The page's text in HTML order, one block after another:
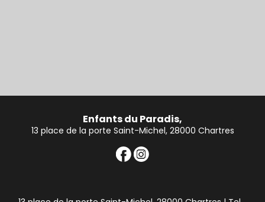
Enfants du Paradis,
13 place de la porte Saint-Michel, 28000 Chartres